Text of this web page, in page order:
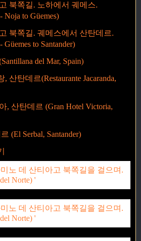
북쪽길. 노하에서 궤메스.
Noja to Güemes)
북쪽길. 궤메스에서 산탄데르.
to Santander)
del Mar, Spain)
산탄데르(Restaurante Jacaranda,
, 산탄데르 (Gran Hotel Victoria,
(El Serbal, Santander)